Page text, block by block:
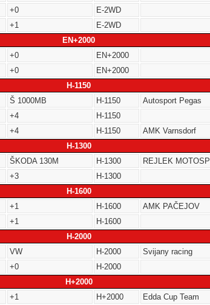
+0
E-2WD
+1
E-2WD
EN+2000
+0
EN+2000
+0
EN+2000
H-1150
Š 1000MB H-1150
Autosport Pegas
+4
H-1150
+4 H-1150
AMK Varnsdorf
H-1300
ŠKODA 130M H-1300
REJLEK
+3
H-1300
H-1600
+1 H-1600
AMK PAČEJOV
+1
H-1600
H-2000
VW H-2000
Svijany racing
+0
H-2000
H+2000
+1 H+2000
Edda Cup Team